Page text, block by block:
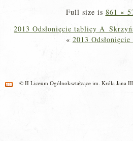
Full size is 861 ×
2013 Odsłonięcie tablicy
« 2013
© II Liceum Ogólnokształcące im. Króla Jana